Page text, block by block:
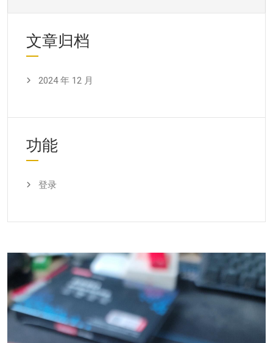
文章归档
2024 年 12 月
功能
登录